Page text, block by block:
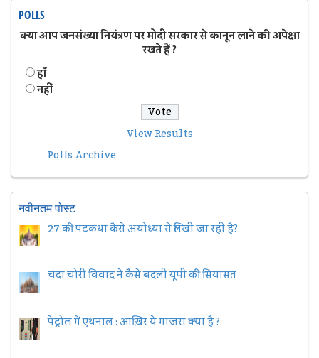
POLLS
क्या आप जनसंख्या नियंत्रण पर मोदी सरकार से कानून लाने की अपेक्षा
रखते हैं ?
हॉं
नहीं
View Results
Polls Archive
नवीनतम पोस्ट
27 की पटकथा कैसे अयोध्या से लिखी जा रही है?
चंदा चोरी विवाद ने कैसे बदली यूपी की सियासत
पेट्रोल में एथनाल : आख़िर ये माजरा क्या है ?